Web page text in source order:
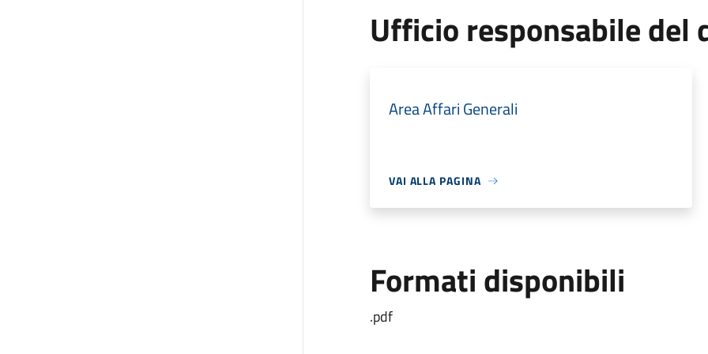
Ufficio responsabile del
Area Affari Generali
VAI ALLA PAGINA
Formati disponibili
.pdf